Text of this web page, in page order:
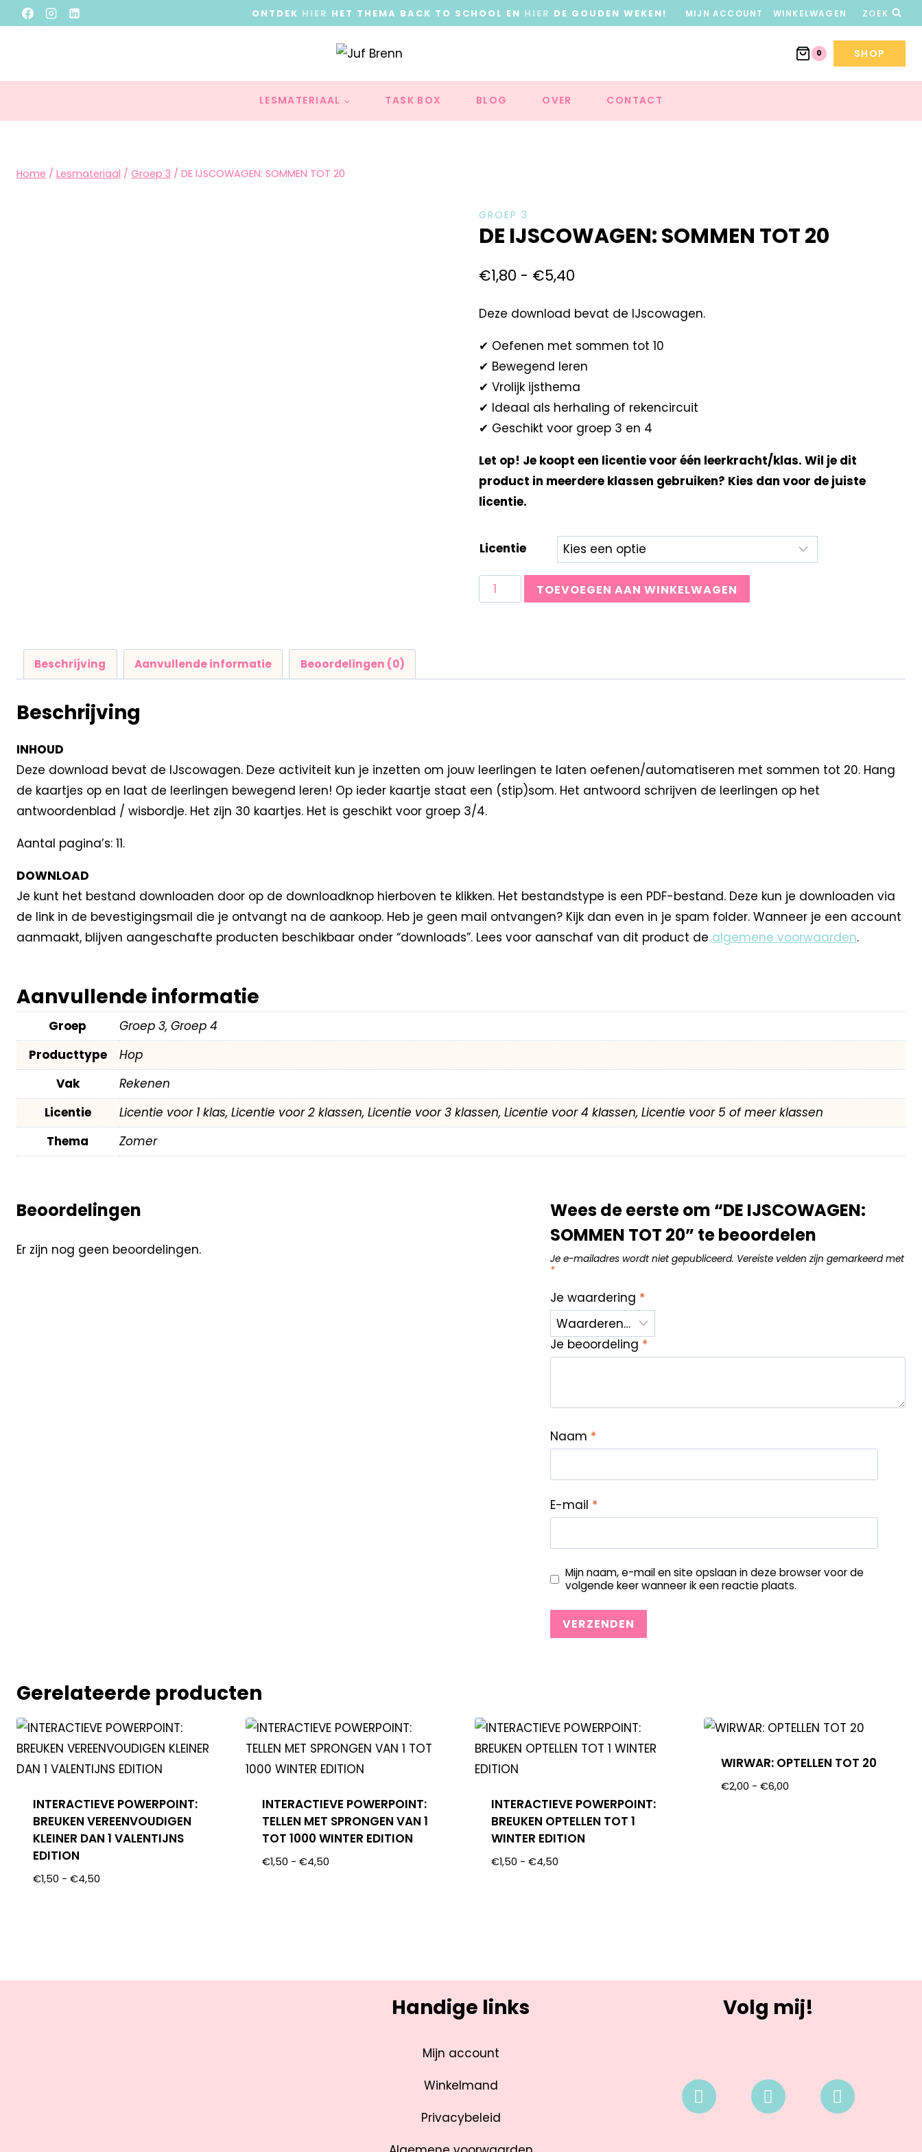
ONTDEK HIER HET THEMA BACK TO SCHOOL EN HIER DE GOUDEN WEKEN! MIJN ACCOUNT WINKELWAGEN ZOEK
0 SHOP
LESMATERIAAL TASK BOX BLOG OVER CONTACT
Home / Lesmateriaal / Groep 3 / DE IJSCOWAGEN: SOMMEN TOT 20
GROEP 3
DE IJSCOWAGEN: SOMMEN TOT 20
€1,80 - €5,40
Deze download bevat de IJscowagen.
✔ Oefenen met sommen tot 10
✔ Bewegend leren
✔ Vrolijk ijsthema
✔ Ideaal als herhaling of rekencircuit
✔ Geschikt voor groep 3 en 4
Let op! Je koopt een licentie voor één leerkracht/klas. Wil je dit
product in meerdere klassen gebruiken? Kies dan voor de juiste
licentie.
Licentie
TOEVOEGEN AAN WINKELWAGEN
Beschrijving Aanvullende informatie Beoordelingen (0)
Beschrijving
INHOUD
Deze download bevat de IJscowagen. Deze activiteit kun je inzetten om jouw leerlingen te laten oefenen/automatiseren met sommen tot 20. Hang
de kaartjes op en laat de leerlingen bewegend leren! Op ieder kaartje staat een (stip)som. Het antwoord schrijven de leerlingen op het
antwoordenblad / wisbordje. Het zijn 30 kaartjes. Het is geschikt voor groep 3/4.
Aantal pagina’s: 11.
DOWNLOAD
Je kunt het bestand downloaden door op de downloadknop hierboven te klikken. Het bestandstype is een PDF-bestand. Deze kun je downloaden via
de link in de bevestigingsmail die je ontvangt na de aankoop. Heb je geen mail ontvangen? Kijk dan even in je spam folder. Wanneer je een account
aanmaakt, blijven aangeschafte producten beschikbaar onder “downloads”. Lees voor aanschaf van dit product de algemene voorwaarden.
Aanvullende informatie
Groep
Groep 3, Groep 4
Producttype
Hop
Vak
Rekenen
Licentie
Licentie voor 1 klas, Licentie voor 2 klassen, Licentie voor 3 klassen, Licentie voor 4 klassen, Licentie voor 5 of meer klassen
Thema
Zomer
Beoordelingen
Er zijn nog geen beoordelingen.
Wees de eerste om “DE IJSCOWAGEN:
SOMMEN TOT 20” te beoordelen
Je e-mailadres wordt niet gepubliceerd. Vereiste velden zijn gemarkeerd met
*
Je waardering *
Je beoordeling *
Naam *
E-mail *
Mijn naam, e-mail en site opslaan in deze browser voor de
volgende keer wanneer ik een reactie plaats.
Gerelateerde producten
INTERACTIEVE POWERPOINT:
BREUKEN VEREENVOUDIGEN
KLEINER DAN 1 VALENTIJNS
EDITION
€1,50 - €4,50
INTERACTIEVE POWERPOINT:
TELLEN MET SPRONGEN VAN 1
TOT 1000 WINTER EDITION
€1,50 - €4,50
INTERACTIEVE POWERPOINT:
BREUKEN OPTELLEN TOT 1
WINTER EDITION
€1,50 - €4,50
WIRWAR: OPTELLEN TOT 20
€2,00 - €6,00
Handige links
Mijn account
Winkelmand
Privacybeleid
Volg mij!